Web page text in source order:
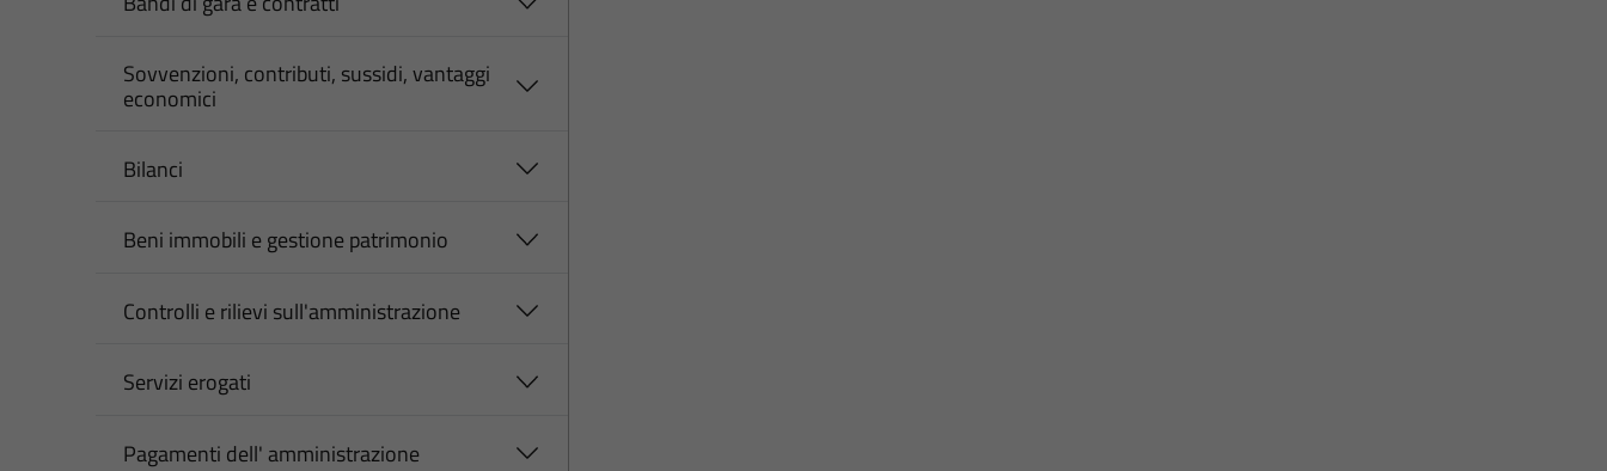
Sovvenzioni, contributi, sussidi, vantaggi
economici
Bilanci
Beni immobili e gestione patrimonio
Controlli e rilievi sull'amministrazione
Servizi erogati
Pagamenti dell' amministrazione